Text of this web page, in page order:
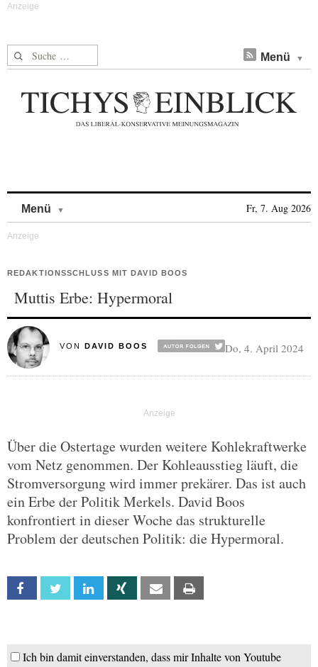
Suche nach: Menü
Menü Fr, 7. Aug 2026
REDAKTIONSSCHLUSS MIT DAVID BOOS
Muttis Erbe: Hypermoral
VON DAVID BOOS Do, 4. April 2024
Über die Ostertage wurden weitere Kohlekraftwerke
vom Netz genommen. Der Kohleausstieg läuft, die
Stromversorgung wird immer prekärer. Das ist auch
ein Erbe der Politik Merkels. David Boos
konfrontiert in dieser Woche das strukturelle
Problem der deutschen Politik: die Hypermoral.
Facebook Twitter Linkedin Xing Email
Ich bin damit einverstanden, dass mir Inhalte von Youtube